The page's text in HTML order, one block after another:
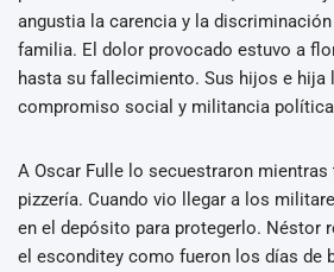
angustia la carencia y la
familia. El dolor provocado estuvo a
hasta su fallecimiento. Sus hijos e hija
compromiso social y militancia
A Oscar Fulle lo secuestraron mientras
pizzería. Cuando vio llegar a los
en el depósito para protegerlo. Néstor
el esconditey como fueron los días de